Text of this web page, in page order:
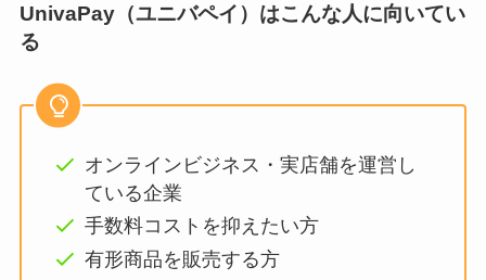
UnivaPay（ユニバペイ）はこんな人に向いてい
る
オンラインビジネス・実店舗を運営し
ている企業
手数料コストを抑えたい方
有形商品を販売する方